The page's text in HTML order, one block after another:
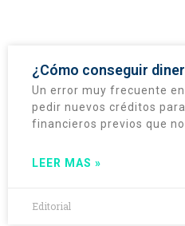
¿Cómo conseguir
Un error muy frecuente
pedir nuevos créditos
financieros previos que
LEER MAS »
Editorial